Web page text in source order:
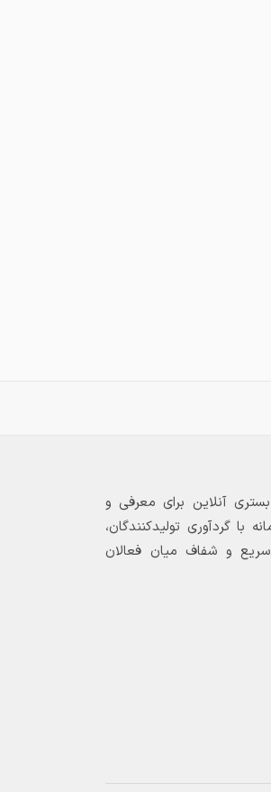
از بهار ۱۳۹۷ با هدف ارائه بستری آنلاین برای معرفی و
با گردآوری تولیدکنندگان،
سریع و شفاف میان فعالان